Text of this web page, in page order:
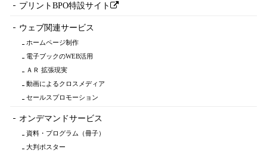
プリントBPO特設サイト
ウェブ関連サービス
ホームページ制作
電子ブックのWEB活用
ＡＲ 拡張現実
動画によるクロスメディア
セールスプロモーション
オンデマンドサービス
資料・プログラム（冊子）
大判ポスター